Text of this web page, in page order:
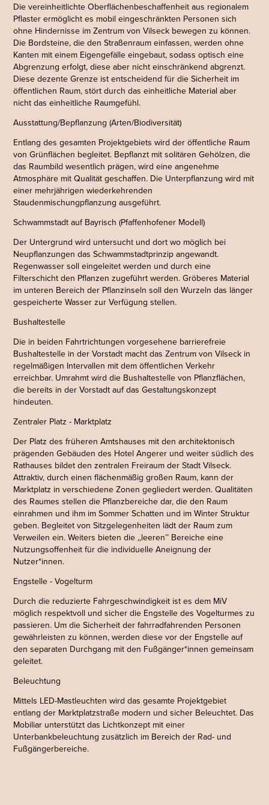
Die vereinheitlichte Oberflächenbeschaffenheit aus regionalem
Pflaster ermöglicht es mobil eingeschränkten Personen sich
ohne Hindernisse im Zentrum von Vilseck bewegen zu können.
Die Bordsteine, die den Straßenraum einfassen, werden ohne
Kanten mit einem Eigengefälle eingebaut, sodass optisch eine
Abgrenzung erfolgt, diese aber nicht einschränkend abgrenzt.
Diese dezente Grenze ist entscheidend für die Sicherheit im
öffentlichen Raum, stört durch das einheitliche Material aber
nicht das einheitliche Raumgefühl.
Ausstattung/Bepflanzung (Arten/Biodiversität)
Entlang des gesamten Projektgebiets wird der öffentliche Raum
von Grünflächen begleitet. Bepflanzt mit solitären Gehölzen, die
das Raumbild wesentlich prägen, wird eine angenehme
Atmosphäre mit Qualität geschaffen. Die Unterpflanzung wird mit
einer mehrjährigen wiederkehrenden
Staudenmischungpflanzung ausgeführt.
Schwammstadt auf Bayrisch (Pfaffenhofener Modell)
Der Untergrund wird untersucht und dort wo möglich bei
Neupflanzungen das Schwammstadtprinzip angewandt.
Regenwasser soll eingeleitet werden und durch eine
Filterschicht den Pflanzen zugeführt werden. Gröberes Material
im unteren Bereich der Pflanzinseln soll den Wurzeln das länger
gespeicherte Wasser zur Verfügung stellen.
Bushaltestelle
Die in beiden Fahrtrichtungen vorgesehene barrierefreie
Bushaltestelle in der Vorstadt macht das Zentrum von Vilseck in
regelmäßigen Intervallen mit dem öffentlichen Verkehr
erreichbar. Umrahmt wird die Bushaltestelle von Pflanzflächen,
die bereits in der Vorstadt auf das Gestaltungskonzept
hindeuten.
Zentraler Platz - Marktplatz
Der Platz des früheren Amtshauses mit den architektonisch
prägenden Gebäuden des Hotel Angerer und weiter südlich des
Rathauses bildet den zentralen Freiraum der Stadt Vilseck.
Attraktiv, durch einen flächenmäßig großen Raum, kann der
Marktplatz in verschiedene Zonen gegliedert werden. Qualitäten
des Raumes stellen die Pflanzbereiche dar, die den Raum
einrahmen und ihm im Sommer Schatten und im Winter Struktur
geben. Begleitet von Sitzgelegenheiten lädt der Raum zum
Verweilen ein. Weiters bieten die ,,leeren’’ Bereiche eine
Nutzungsoffenheit für die individuelle Aneignung der
Nutzer*innen.
Engstelle - Vogelturm
Durch die reduzierte Fahrgeschwindigkeit ist es dem MiV
möglich respektvoll und sicher die Engstelle des Vogelturmes zu
passieren. Um die Sicherheit der fahrradfahrenden Personen
gewährleisten zu können, werden diese vor der Engstelle auf
den separaten Durchgang mit den Fußgänger*innen gemeinsam
geleitet.
Beleuchtung
Mittels LED-Mastleuchten wird das gesamte Projektgebiet
entlang der Marktplatzstraße modern und sicher Beleuchtet. Das
Mobiliar unterstützt das Lichtkonzept mit einer
Unterbankbeleuchtung zusätzlich im Bereich der Rad- und
Fußgängerbereiche.